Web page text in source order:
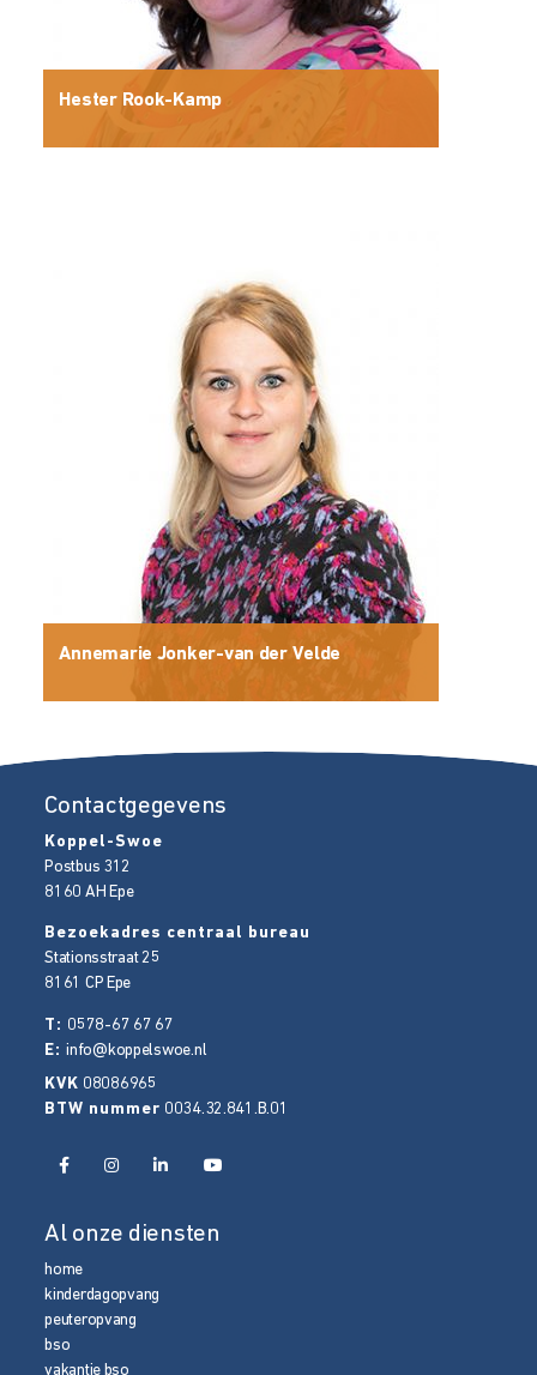
Hester Rook-Kamp
Annemarie Jonker-van der Velde
Contactgegevens
Koppel-Swoe
Postbus 312
8160 AH Epe
Bezoekadres centraal bureau
Stationsstraat 25
8161 CPEpe
T: 0578-67 67 67
E:info@koppelswoe.nl
KVK 08086965
BTW nummer 0034.32.841.B.01
Al onze diensten
home
kinderdagopvang
peuteropvang
bso
vakantie bso